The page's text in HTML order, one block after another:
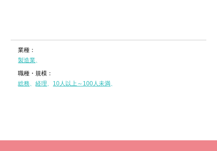
業種：
製造業
職種・規模：
総務
経理 10人以上～100人未満